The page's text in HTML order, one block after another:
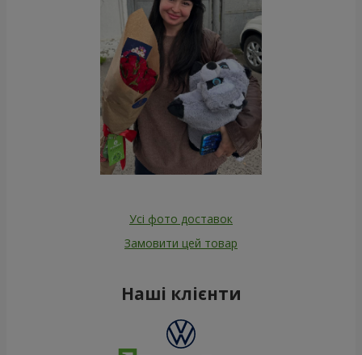
Усі фото доставок
Замовити цей товар
Наші клієнти